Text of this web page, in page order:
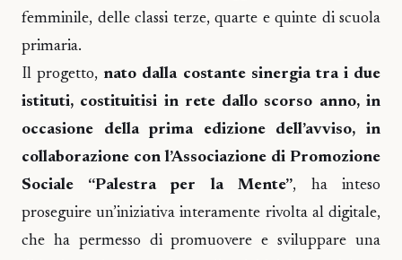
femminile, delle classi terze, quarte e quinte di scuola
primaria.
Il progetto, nato dalla costante sinergia tra i due
istituti, costituitisi in rete dallo scorso anno, in
occasione della prima edizione dell’avviso, in
collaborazione con l’Associazione di Promozione
Sociale “Palestra per la Mente”, ha inteso
proseguire un’iniziativa interamente rivolta al digitale,
che ha permesso di promuovere e sviluppare una